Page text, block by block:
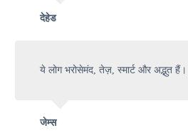
देहेड
ये लोग भरोसेमंद, तेज़, स्मार्ट और अद्भुत हैं।
जेम्स